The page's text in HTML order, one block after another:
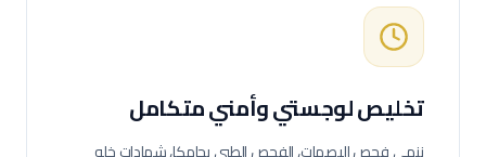
تخليص لوجستي وأمني متكامل